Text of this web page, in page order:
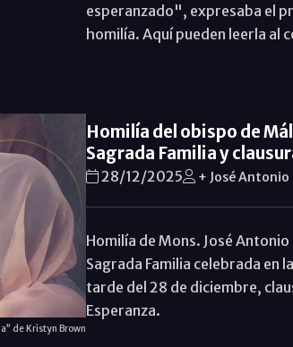
esperanzado", expresaba el
homilía. Aquí pueden leerla al
de Kristyn Brown
Homilía del obispo de
Sagrada Familia y
28/12/2025 + José Antonio
Homilía de Mons. José Antonio
Sagrada Familia celebrada en
tarde del 28 de diciembre,
Esperanza.